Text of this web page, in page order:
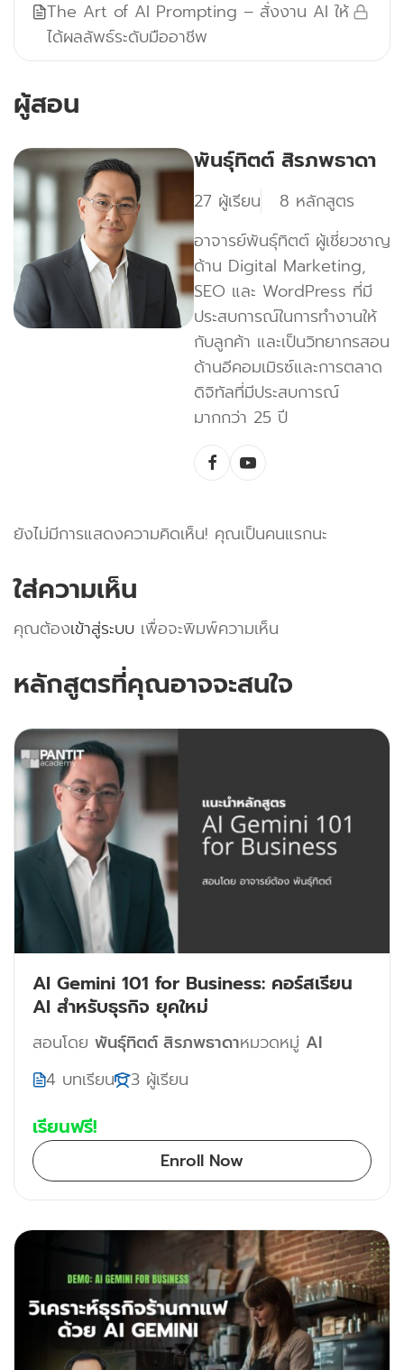
The Art of AI Prompting – สั่งงาน AI ให้
ได้ผลลัพธ์ระดับมืออาชีพ
ผู้สอน
พันธุ์ทิตต์ สิรภพธาดา
27 ผู้เรียน
8 หลักสูตร
อาจารย์พันธุ์ทิตต์ ผู้เชี่ยวชาญ
ด้าน Digital Marketing,
SEO และ WordPress ที่มี
ประสบการณ์ในการทำงานให้
กับลูกค้า และเป็นวิทยากรสอน
ด้านอีคอมเมิรซ์และการตลาด
ดิจิทัลที่มีประสบการณ์
มากกว่า 25 ปี
ยังไม่มีการแสดงความคิดเห็น! คุณเป็นคนแรกนะ
ใส่ความเห็น
คุณต้องเข้าสู่ระบบ เพื่อจะพิมพ์ความเห็น
หลักสูตรที่คุณอาจจะสนใจ
AI Gemini 101 for Business: คอร์สเรียน
AI สำหรับธุรกิจ ยุคใหม่
สอนโดย พันธุ์ทิตต์ สิรภพธาดาหมวดหมู่ AI
4 บทเรียน
3 ผู้เรียน
เรียนฟรี!
Enroll Now